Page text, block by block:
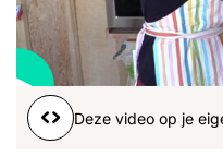
John
Nieuws
Deze video op je